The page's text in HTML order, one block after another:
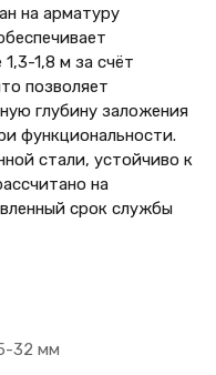
на арматуру
1,8 м за счёт
позволяет
глубину заложения
функциональности.
стали, устойчиво к
на
срок службы
32 мм